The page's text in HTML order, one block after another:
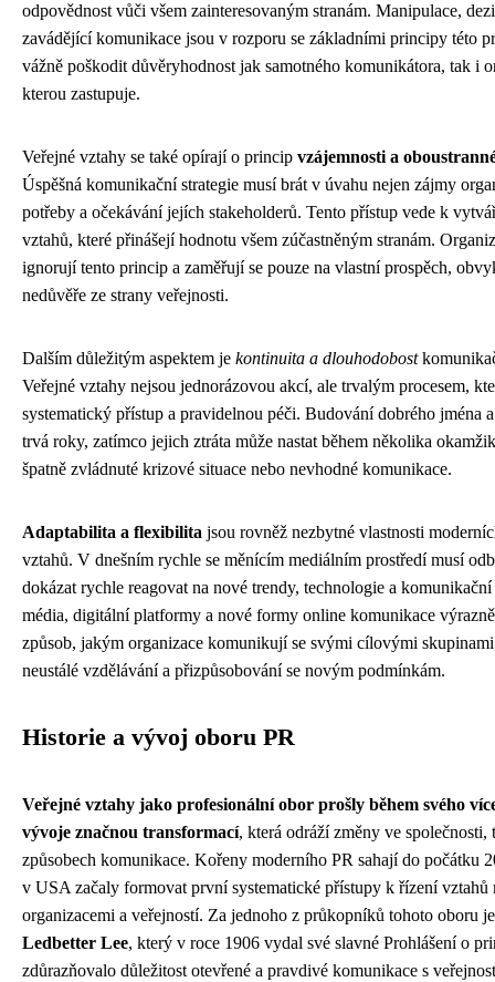
odpovědnost vůči všem zainteresovaným stranám. Manipulace,
zavádějící komunikace jsou v rozporu se základními principy této
vážně poškodit důvěryhodnost jak samotného komunikátora, tak i
kterou zastupuje.
Veřejné vztahy se také opírají o princip vzájemnosti a
Úspěšná komunikační strategie musí brát v úvahu nejen zájmy
potřeby a očekávání jejích stakeholderů. Tento přístup vede k
vztahů, které přinášejí hodnotu všem zúčastněným stranám.
ignorují tento princip a zaměřují se pouze na vlastní prospěch,
nedůvěře ze strany veřejnosti.
Dalším důležitým aspektem je kontinuita a dlouhodobost
Veřejné vztahy nejsou jednorázovou akcí, ale trvalým procesem,
systematický přístup a pravidelnou péči. Budování dobrého jména
trvá roky, zatímco jejich ztráta může nastat během několika
špatně zvládnuté krizové situace nebo nevhodné komunikace.
Adaptabilita a flexibilita jsou rovněž nezbytné vlastnosti
vztahů. V dnešním rychle se měnícím mediálním prostředí musí
dokázat rychle reagovat na nové trendy, technologie a
média, digitální platformy a nové formy online komunikace
způsob, jakým organizace komunikují se svými cílovými
neustálé vzdělávání a přizpůsobování se novým podmínkám.
Historie a vývoj oboru PR
Veřejné vztahy jako profesionální obor prošly během svého
vývoje značnou transformací, která odráží změny ve
způsobech komunikace. Kořeny moderního PR sahají do počátku
v USA začaly formovat první systematické přístupy k řízení vztahů
organizacemi a veřejností. Za jednoho z průkopníků tohoto oboru
Ledbetter Lee, který v roce 1906 vydal své slavné Prohlášení o
zdůrazňovalo důležitost otevřené a pravdivé komunikace s